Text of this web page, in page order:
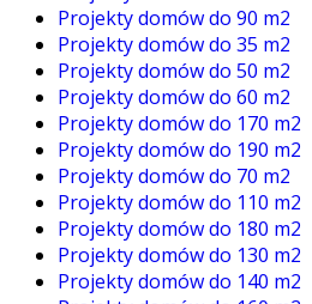
Projekty domów do 90 m2
Projekty domów do 35 m2
Projekty domów do 50 m2
Projekty domów do 60 m2
Projekty domów do 170 m2
Projekty domów do 190 m2
Projekty domów do 70 m2
Projekty domów do 110 m2
Projekty domów do 180 m2
Projekty domów do 130 m2
Projekty domów do 140 m2